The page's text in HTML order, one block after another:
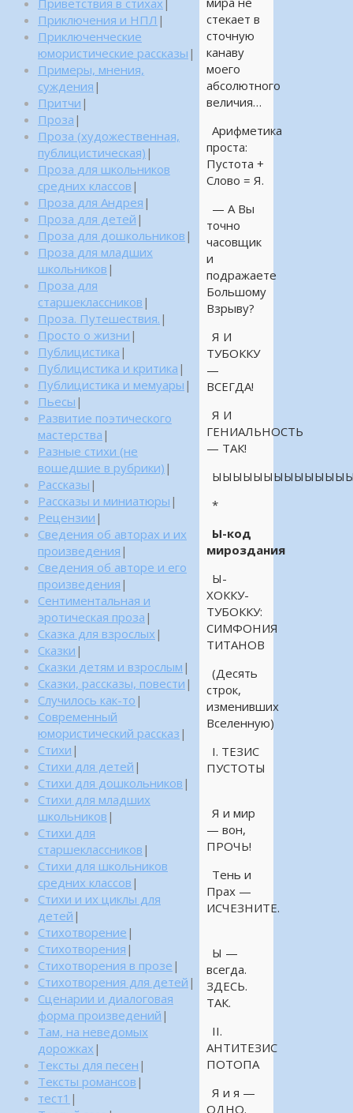
стекает в
сточную
канаву
моего
абсолютного
величия…
Арифметика
проста:
Пустота +
Слово = Я.
— А Вы
точно
часовщик
и
подражаете
Большому
Взрыву?
Я И
ТУБОККУ
—
ВСЕГДА!
Я И
ГЕНИАЛЬНОСТЬ
— ТАК!
*
Ы-код
мироздания
Ы-
ХОККУ-
ТУБОККУ:
СИМФОНИЯ
ТИТАНОВ
(Десять
строк,
изменивших
Вселенную)
I. ТЕЗИС
ПУСТОТЫ
Я и мир
— вон,
ПРОЧЬ!
Тень и
Прах —
ИСЧЕЗНИТЕ.
Ы —
всегда.
ЗДЕСЬ.
ТАК.
II.
АНТИТЕЗИС
ПОТОПА
Я и я —
ОДНО.
Приветствия в стихах
Приключения и НПЛ |
Приключенческие
юмористические рассказы |
Примеры, мнения,
суждения |
Притчи |
Проза |
Проза (художественная,
публицистическая) |
Проза для школьников
средних классов |
Проза для Андрея |
Проза для детей |
Проза для дошкольников |
Проза для младших
школьников |
Проза для
старшеклассников |
Проза. Путешествия. |
Просто о жизни |
Публицистика |
Публицистика и критика |
Публицистика и мемуары |
Пьесы |
Развитие поэтического
мастерства |
Разные стихи (не
вошедшие в рубрики) |
Рассказы |
Рассказы и миниатюры |
Рецензии |
Сведения об авторах и их
произведения |
Сведения об авторе и его
произведения |
Сентиментальная и
эротическая проза |
Сказка для взрослых |
Сказки |
Сказки детям и взрослым |
Сказки, рассказы, повести |
Случилось как-то |
Современный
юмористический рассказ |
Стихи |
Стихи для детей |
Стихи для дошкольников |
Стихи для младших
школьников |
Стихи для
старшеклассников |
Стихи для школьников
средних классов |
Стихи и их циклы для
детей |
Стихотворение |
Стихотворения |
Стихотворения в прозе |
Стихотворения для детей |
Сценарии и диалоговая
форма произведений |
Там, на неведомых
дорожках |
Тексты для песен |
Тексты романсов |
тест1 |